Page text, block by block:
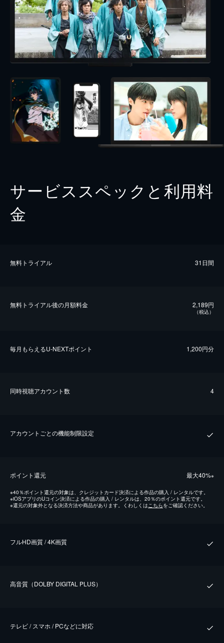
サービススペックと利用料
金
無料トライアル 31日間
無料トライアル後の⽉額料金 2,189円
（税込）
毎⽉もらえるU-NEXTポイント 1,200円分
同時視聴アカウント数 4
アカウントごとの機能制限設定
ポイント還元 最⼤40%※
※40％ポイント還元の対象は、クレジットカード決済による作品の購入 / レンタルです。
※iOSアプリのUコイン決済による作品の購入 / レンタルは、20％のポイント還元です。
※還元の対象外となる決済方法や商品があります。くわしくはこちらをご確認ください。
フルHD画質 / 4K画質
⾼⾳質（DOLBY DIGITAL PLUS）
テレビ / スマホ / PCなどに対応